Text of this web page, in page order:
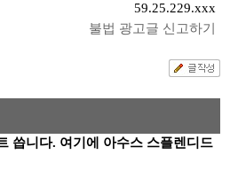
59.25.229.xxx
불법 광고글 신고하기
씁니다. 여기에 아수스 스플렌디드